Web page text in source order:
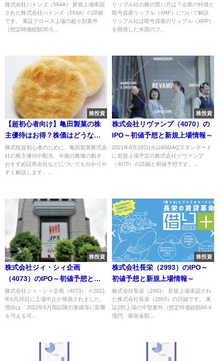
株式会社バトンズ（554A） 新規上場承認
された株式会社バトンズ（554A）の詳細
です。 東証グロース上場の超小型案件
（想定時価総額30.5...
号資産リップル（XRP）につい
て解説
リップル社の株の買い方は？企業の特徴と
暗号資産リップル（XRP）について解説
リップル社は暗号資産のリップル（XRP）
を開発した米国のフ...
株投資
【超初心者向け】亀田製菓の株
主優待はお得？株価はどうなる
の？
株式投資初心者のために、亀田製菓株式会
社の株主優待や配当、今後の株価の動き、
おすすめ証券会社などについても分かりや
すく解説します。...
株投資
株式会社リヴァンプ（4070）の
IPO～初値予想と新規上場情報～
2021年6月29日(火)JASDAQスタンダード
に新規上場予定の株式会社リヴァンプ
（4070）の詳細と初値予想です。...
株投資
株式会社ジィ・シィ企画
（4073）のIPO～初値予想と新
規上場情報～
株式会社ジィ・シィ企画（4073） ※2021
年6月25日に上場中止が発表されました。
理由は「2022年6月期以降の業績等に影響
を与える可...
株投資
株式会社長栄（2993）のIPO～
初値予想と新規上場情報～
株式会社長栄（2993） 新規上場承認され
た株式会社長栄（2993）の詳細です。 東
証2部上場の中型案件（想定時価総額84.4
億円、吸収金額...